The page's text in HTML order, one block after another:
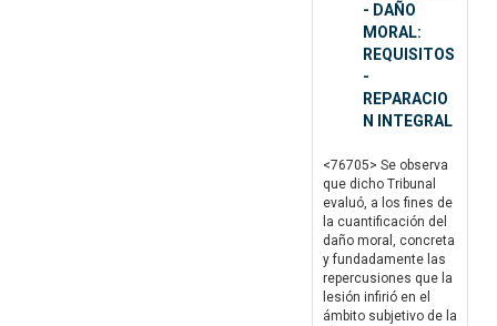
- DAÑO
MORAL:
REQUISITOS
-
REPARACIO
N INTEGRAL
<76705> Se observa
que dicho Tribunal
evaluó, a los fines de
la cuantificación del
daño moral, concreta
y fundadamente las
repercusiones que la
lesión infirió en el
ámbito subjetivo de la